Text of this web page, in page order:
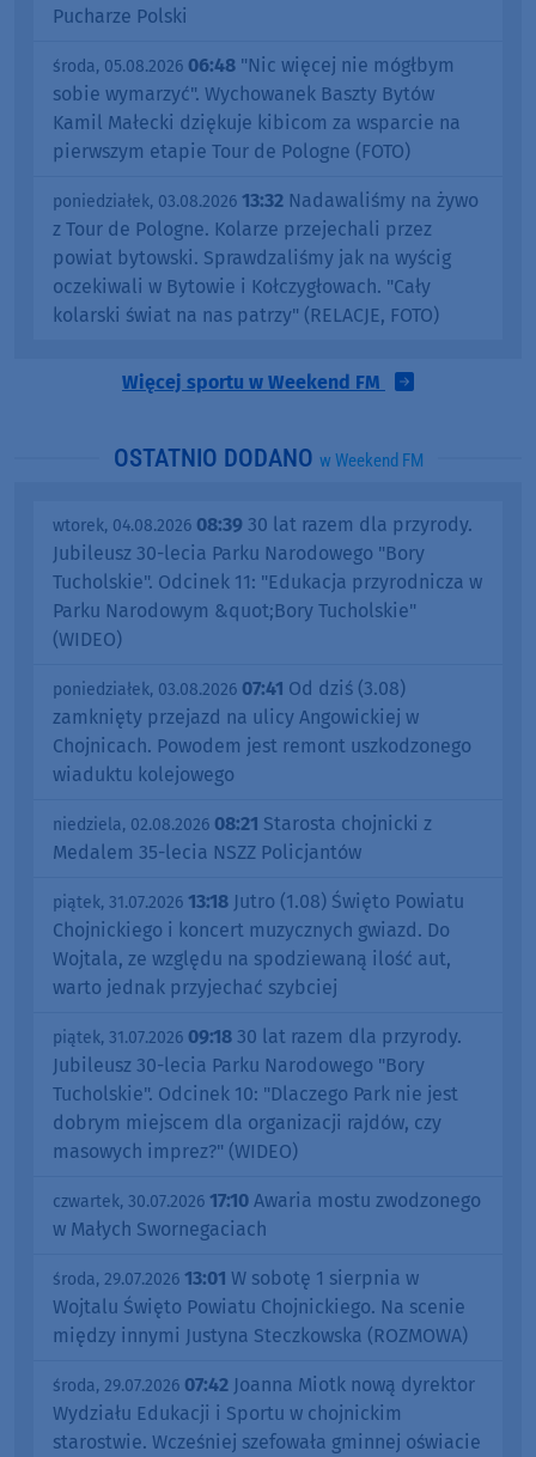
Pucharze Polski
środa, 05.08.2026 06:48 "Nic więcej nie mógłbym
sobie wymarzyć". Wychowanek Baszty Bytów
Kamil Małecki dziękuje kibicom za wsparcie na
pierwszym etapie Tour de Pologne (FOTO)
poniedziałek, 03.08.2026 13:32 Nadawaliśmy na żywo
z Tour de Pologne. Kolarze przejechali przez
powiat bytowski. Sprawdzaliśmy jak na wyścig
oczekiwali w Bytowie i Kołczygłowach. "Cały
kolarski świat na nas patrzy" (RELACJE, FOTO)
Więcej sportu w Weekend FM
OSTATNIO DODANO w Weekend FM
wtorek, 04.08.2026 08:39 30 lat razem dla przyrody.
Jubileusz 30-lecia Parku Narodowego "Bory
Tucholskie". Odcinek 11: "Edukacja przyrodnicza w
Parku Narodowym &quot;Bory Tucholskie"
(WIDEO)
poniedziałek, 03.08.2026 07:41 Od dziś (3.08)
zamknięty przejazd na ulicy Angowickiej w
Chojnicach. Powodem jest remont uszkodzonego
wiaduktu kolejowego
niedziela, 02.08.2026 08:21 Starosta chojnicki z
Medalem 35-lecia NSZZ Policjantów
piątek, 31.07.2026 13:18 Jutro (1.08) Święto Powiatu
Chojnickiego i koncert muzycznych gwiazd. Do
Wojtala, ze względu na spodziewaną ilość aut,
warto jednak przyjechać szybciej
piątek, 31.07.2026 09:18 30 lat razem dla przyrody.
Jubileusz 30-lecia Parku Narodowego "Bory
Tucholskie". Odcinek 10: "Dlaczego Park nie jest
dobrym miejscem dla organizacji rajdów, czy
masowych imprez?" (WIDEO)
czwartek, 30.07.2026 17:10 Awaria mostu zwodzonego
w Małych Swornegaciach
środa, 29.07.2026 13:01 W sobotę 1 sierpnia w
Wojtalu Święto Powiatu Chojnickiego. Na scenie
między innymi Justyna Steczkowska (ROZMOWA)
środa, 29.07.2026 07:42 Joanna Miotk nową dyrektor
Wydziału Edukacji i Sportu w chojnickim
starostwie. Wcześniej szefowała gminnej oświacie